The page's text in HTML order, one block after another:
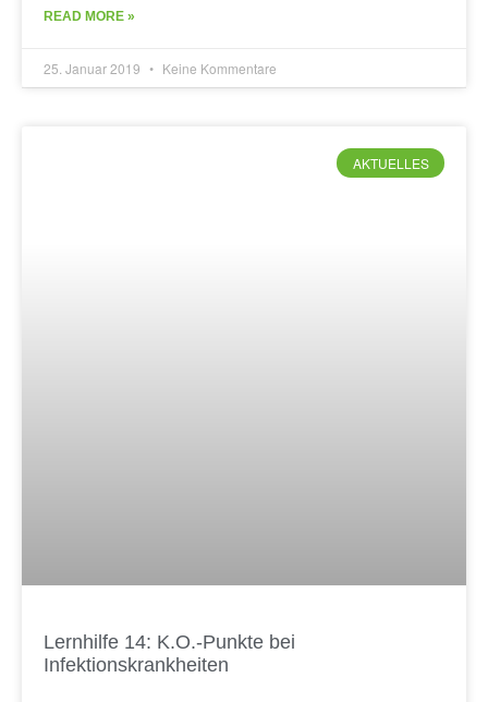
READ MORE »
25. Januar 2019 Keine Kommentare
AKTUELLES
Lernhilfe 14: K.O.-Punkte bei
Infektionskrankheiten